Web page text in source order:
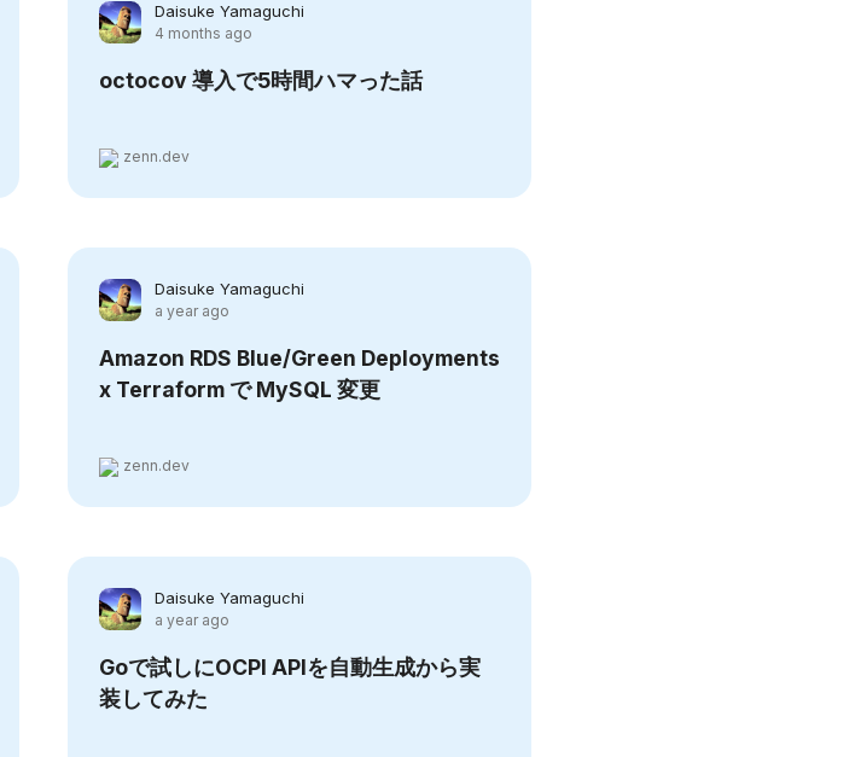
Daisuke Yamaguchi
4 months ago
octocov 導入で5時間ハマった話
zenn.dev
Daisuke Yamaguchi
a year ago
Amazon RDS Blue/Green Deployments
x Terraform で MySQL 変更
zenn.dev
Daisuke Yamaguchi
a year ago
Goで試しにOCPI APIを自動生成から実
装してみた